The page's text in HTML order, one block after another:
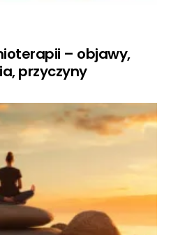
– objawy,
przyczyny